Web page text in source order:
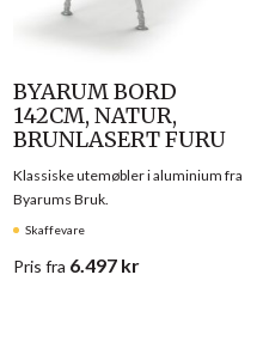
BYARUM BORD
142CM, NATUR,
BRUNLASERT FURU
Skaffevare
Klassiske utemøbler i aluminium fra
Byarums Bruk.
Pris fra 6.497 kr